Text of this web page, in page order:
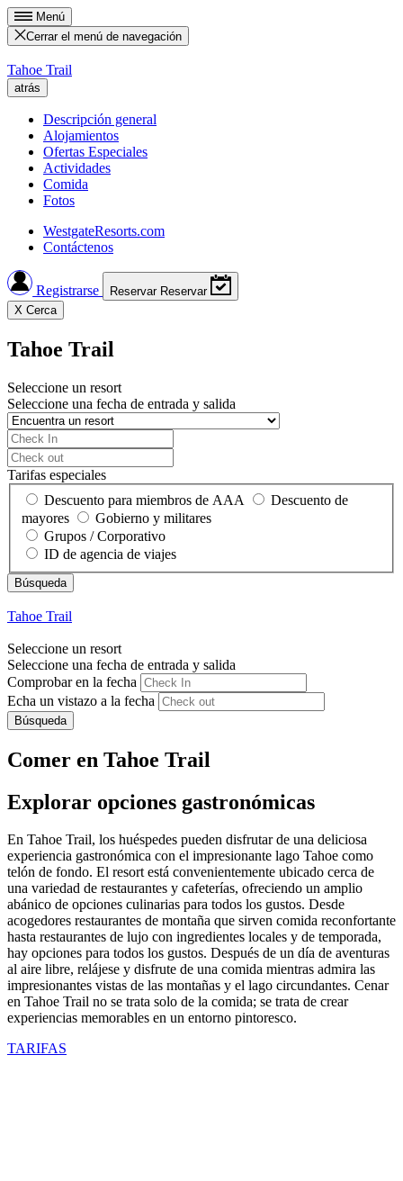
Menú
Cerrar el menú de navegación
Tahoe Trail
atrás
Descripción general
Alojamientos
Ofertas Especiales
Actividades
Comida
Fotos
WestgateResorts.com
Contáctenos
Registrarse Reservar Reservar
X Cerca
Tahoe Trail
Seleccione un resort
Seleccione una fecha de entrada y salida
Tarifas especiales
Descuento para miembros de AAA
Descuento de
mayores
Gobierno y militares
Grupos / Corporativo
ID de agencia de viajes
Tahoe Trail
Seleccione un resort
Seleccione una fecha de entrada y salida
Comprobar en la fecha
Echa un vistazo a la fecha
Búsqueda
Comer en Tahoe Trail
Explorar opciones gastronómicas
En Tahoe Trail, los huéspedes pueden disfrutar de una deliciosa
experiencia gastronómica con el impresionante lago Tahoe como
telón de fondo. El resort está convenientemente ubicado cerca de
una variedad de restaurantes y cafeterías, ofreciendo un amplio
abánico de opciones culinarias para todos los gustos. Desde
acogedores restaurantes de montaña que sirven comida reconfortante
hasta restaurantes de lujo con ingredientes locales y de temporada,
hay opciones para todos los gustos. Después de un día de aventuras
al aire libre, relájese y disfrute de una comida mientras admira las
impresionantes vistas de las montañas y el lago circundantes. Cenar
en Tahoe Trail no se trata solo de la comida; se trata de crear
experiencias memorables en un entorno pintoresco.
TARIFAS